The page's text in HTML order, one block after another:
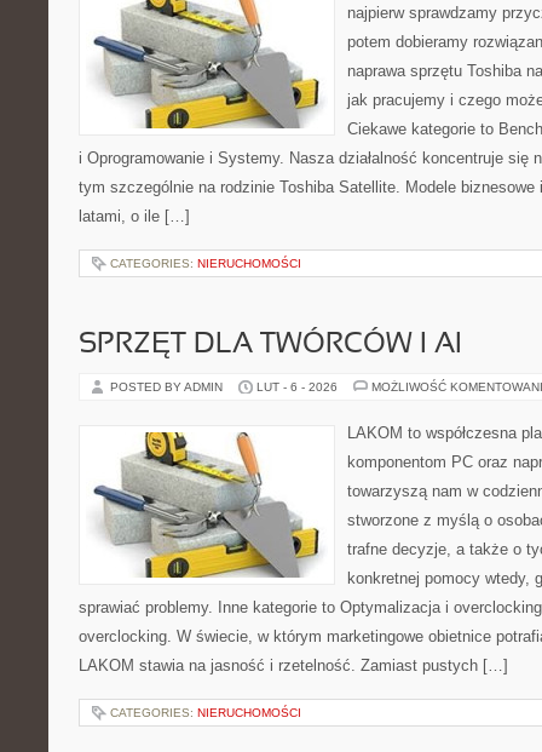
najpierw sprawdzamy
potem dobieramy
naprawa sprzętu Toshiba
jak pracujemy i czego
Ciekawe kategorie to
i Oprogramowanie i Systemy. Nasza działalność koncentruje się
tym szczególnie na rodzinie Toshiba Satellite. Modele biznesowe
latami, o ile […]
CATEGORIES: NIERUCHOMOŚCI
SPRZĘT DLA TWÓRCÓW I AI
POSTED BY ADMIN LUT - 6 - 2026 MOŻLIWOŚĆ
LAKOM to współczesna
komponentom PC oraz
towarzyszą nam w
stworzone z myślą o
trafne decyzje, a także o
konkretnej pomocy wtedy,
sprawiać problemy. Inne kategorie to Optymalizacja i
overclocking. W świecie, w którym marketingowe obietnice
LAKOM stawia na jasność i rzetelność. Zamiast pustych […]
CATEGORIES: NIERUCHOMOŚCI